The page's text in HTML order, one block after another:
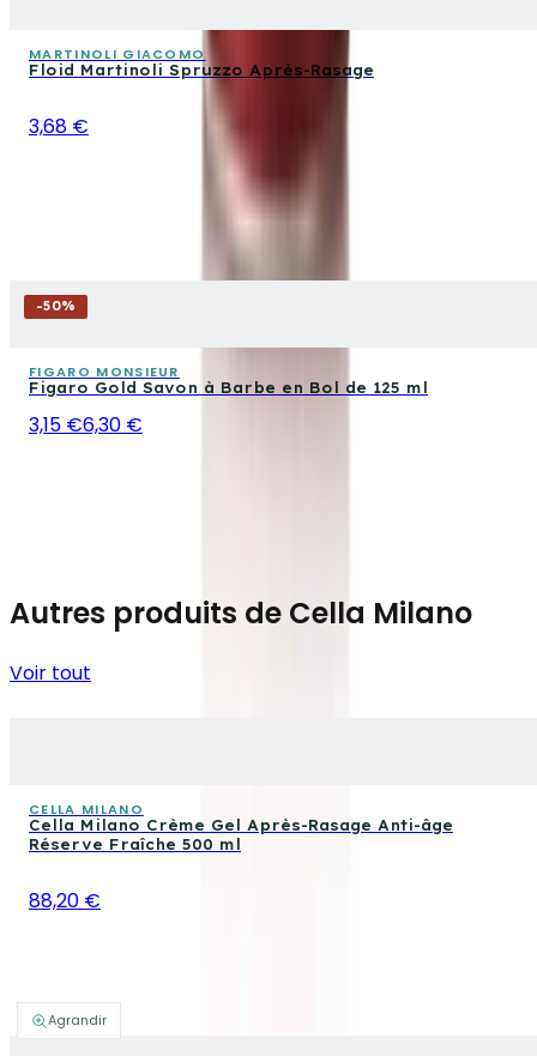
Agrandir
MARTINOLI GIACOMO
Floid Martinoli Spruzzo Après-Rasage
3,68 €
-50%
FIGARO MONSIEUR
Figaro Gold Savon à Barbe en Bol de 125 ml
3,15 €6,30 €
Autres produits de Cella Milano
Voir tout
CELLA MILANO
Cella Milano Crème Gel Après-Rasage Anti-âge
Réserve Fraîche 500 ml
88,20 €